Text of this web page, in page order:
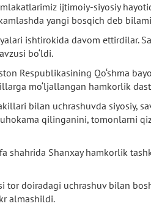
ijtimoiy-siyosiy
yangi bosqich deb
ishtirokida davom ettirdilar.
bo‘ldi.
Respublikasining Qo‘shma
mo‘ljallangan hamkorlik
bilan uchrashuvda siyosiy,
qilinganini, tomonlarni
shahrida Shanxay hamkorlik
tor doiradagi uchrashuv bilan
almashildi.